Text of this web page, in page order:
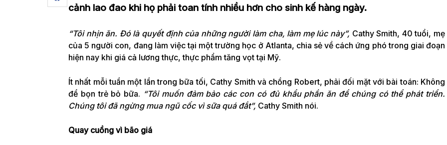
cảnh lao đao khi họ phải toan tính nhiều hơn cho sinh kế hàng ngày.
“Tôi nhịn ăn. Đó là quyết định của những người làm cha, làm mẹ lúc này”, Cathy Smith, 40 tuổi, mẹ
của 5 người con, đang làm việc tại một trường học ở Atlanta, chia sẻ về cách ứng phó trong giai đoạn
hiện nay khi giá cả lương thực, thực phẩm tăng vọt tại Mỹ.
Ít nhất mỗi tuần một lần trong bữa tối, Cathy Smith và chồng Robert, phải đối mặt với bài toán: Không
để bọn trẻ bỏ bữa. “Tôi muốn đảm bảo các con có đủ khẩu phần ăn để chúng có thể phát triển.
Chúng tôi đã ngừng mua ngũ cốc vì sữa quá đắt”, Cathy Smith nói.
Quay cuồng vì bão giá